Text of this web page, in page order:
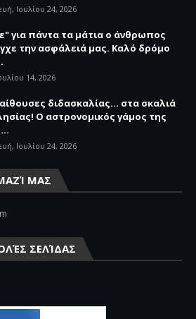
Ιουλίου 24, 2026
για πάντα τα μάτια ο άνθρωπος
την ασφάλειά μας. Καλό δρόμο
14, 2026
διδασκαλίας… στα σκαλιά
Ο αστρονομικός γάμος της
Ιουλίου 24, 2026
ΜΑΣ
ΣΕΛΊΔΑΣ